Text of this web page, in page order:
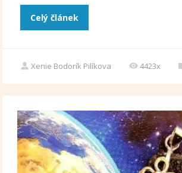
Celý článek
Xenie Bodorík Pilíkova 4423x